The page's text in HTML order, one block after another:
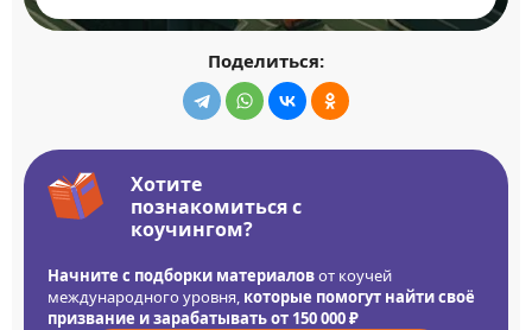
Поделиться:
Хотите
познакомиться с
коучингом?
Начните с подборки материаловот коучей
международного уровня, которые помогут найти своё
призвание и зарабатывать от 150 000 ₽